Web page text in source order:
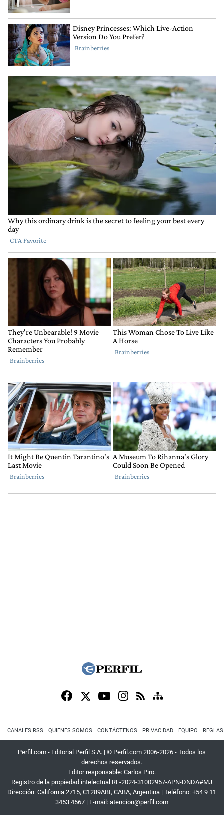
CANALES RSS QUIENES SOMOS CONTÁCTENOS PRIVACIDAD EQUIPO
Perfil.com - Editorial Perfil S.A. | © Perfil.com 2006-2026 - Todos los
derechos reservados.
Editor responsable: Carlos Piro.
Registro de la propiedad intelectual RL-2024-31002957-APN-DNDA#MJ
Dirección: California 2715, C1289ABI, CABA, Argentina | Teléfono: +54 9 11
3453 4567 | E-mail: atencion@perfil.com